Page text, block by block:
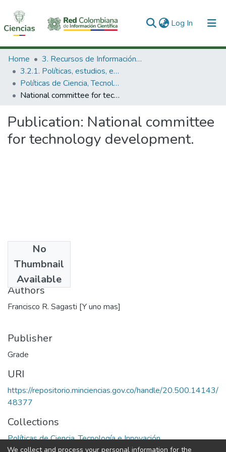
Log In (current)
Communities & Collections
All of DSpace
Statistics
Home
3. Recursos de Información Científica y Tecnológica
3.2.1. Políticas, estudios, evaluaciones e indicadores de CTeI
Políticas de Ciencia, Tecnología e Innovación
National committee for technology development.
Publication: National committee
for technology development.
No
Thumbnail
Available
1985
Authors
Francisco R. Sagasti [Y uno mas]
Publisher
Grade
URI
https://repositorio.minciencias.gov.co/handle/20.500.14143/
48377
Collections
Políticas de Ciencia, Tecnología e Innovación
We collect and process your personal information for the